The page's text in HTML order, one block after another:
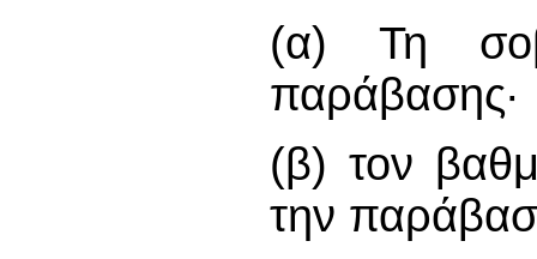
(α) Τη
παράβασης·
(β) τον
την